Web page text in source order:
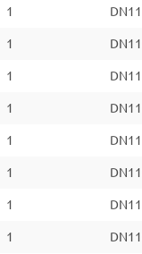
1
1
1
1
1
1
1
1